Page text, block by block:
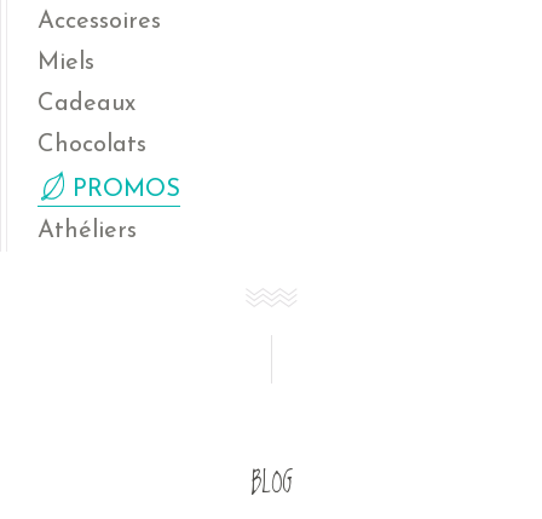
Accessoires
Miels
Cadeaux
Chocolats
PROMOS
Athéliers
BLOG